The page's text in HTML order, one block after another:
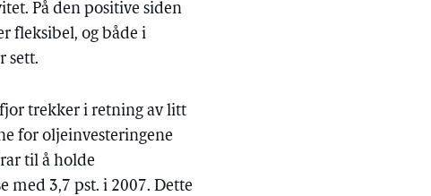
På den positive siden
fleksibel, og både i
sett.
trekker i retning av litt
for oljeinvesteringene
til å holde
med 3,7 pst. i 2007. Dette